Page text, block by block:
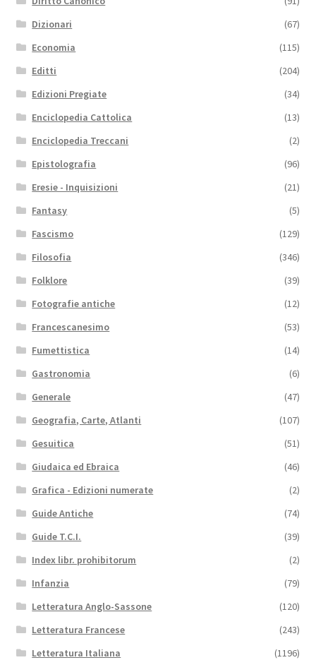
Dizionari
(67)
Economia
(115)
Editti
(204)
Edizioni Pregiate
(34)
Enciclopedia Cattolica
(13)
Enciclopedia Treccani
(2)
Epistolografia
(96)
Eresie - Inquisizioni
(21)
Fantasy
(5)
Fascismo
(129)
Filosofia
(346)
Folklore
(39)
Fotografie antiche
(12)
Francescanesimo
(53)
Fumettistica
(14)
Gastronomia
(6)
Generale
(47)
Geografia, Carte, Atlanti
(107)
Gesuitica
(51)
Giudaica ed Ebraica
(46)
Grafica - Edizioni numerate
(2)
Guide Antiche
(74)
Guide T.C.I.
(39)
Index libr. prohibitorum
(2)
Infanzia
(79)
Letteratura Anglo-Sassone
(120)
Letteratura Francese
(243)
Letteratura Italiana
(1196)